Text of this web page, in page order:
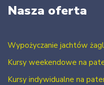
Nasza oferta
Wypożyczanie jachtów
Kursy weekendowe na
Kursy indywidualne na